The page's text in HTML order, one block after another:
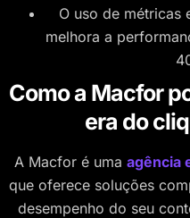
O uso de métricas
melhora a
Como a Macfor
era do
A Macfor é uma agência
que oferece soluções
desempenho do seu